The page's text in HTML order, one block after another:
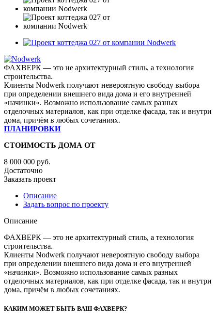
ФАХВЕРК — это не архитектурный стиль, а технология
строительства.
Клиенты Nodwerk получают невероятную свободу выбора
при определении внешнего вида дома и его внутренней
«начинки». Возможно использование самых разных
отделочных материалов, как при отделке фасада, так и внутри
дома, причём в любых сочетаниях.
ПЛАНИРОВКИ
СТОИМОСТЬ ДОМА ОТ
8 000 000 руб.
Достаточно
Заказать проект
Описание
Задать вопрос по проекту
Описание
ФАХВЕРК — это не архитектурный стиль, а технология
строительства.
Клиенты Nodwerk получают невероятную свободу выбора
при определении внешнего вида дома и его внутренней
«начинки». Возможно использование самых разных
отделочных материалов, как при отделке фасада, так и внутри
дома, причём в любых сочетаниях.
КАКИМ МОЖЕТ БЫТЬ ВАШ ФАХВЕРК?